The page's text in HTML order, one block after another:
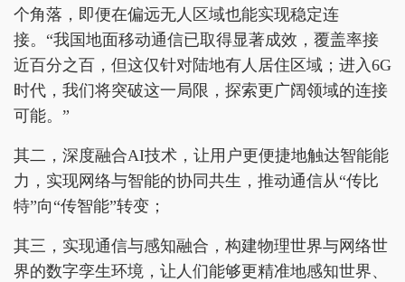
个角落，即便在偏远无人区域也能实现稳定连
接。“我国地面移动通信已取得显著成效，覆盖率接
近百分之百，但这仅针对陆地有人居住区域；进入6G
时代，我们将突破这一局限，探索更广阔领域的连接
可能。”
其二，深度融合AI技术，让用户更便捷地触达智能能
力，实现网络与智能的协同共生，推动通信从“传比
特”向“传智能”转变；
其三，实现通信与感知融合，构建物理世界与网络世
界的数字孪生环境，让人们能够更精准地感知世界、